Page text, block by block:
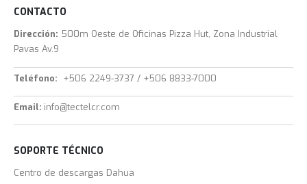
CONTACTO
Dirección: 500m Oeste de Oficinas Pizza Hut, Zona Industrial
Pavas Av.9
Teléfono: +506 2249-3737 / +506 8833-7000
Email: info@tectelcr.com
SOPORTE TÉCNICO
Centro de descargas Dahua